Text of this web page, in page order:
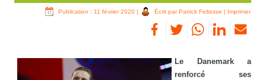
Publication : 11 février 2020 | Écrit par Patrick Feltesse | Imprimer
Le Danemark a
renforcé ses